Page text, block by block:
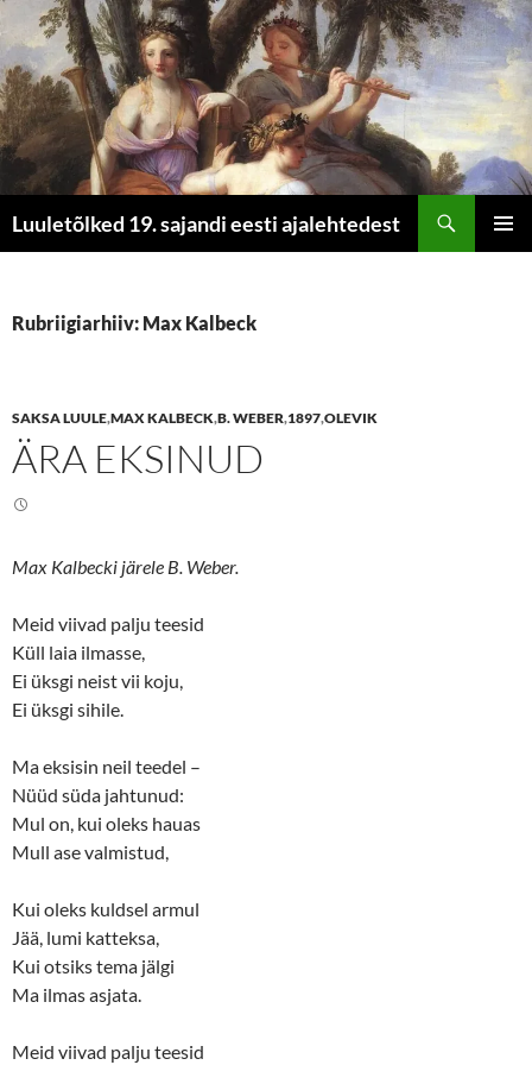
Luuletõlked 19. sajandi eesti ajalehtedest
Rubriigiarhiiv: Max Kalbeck
SAKSA LUULE,MAX KALBECK,B. WEBER,1897,OLEVIK
ÄRA EKSINUD
Max Kalbecki järele B. Weber.
Meid viivad palju teesid
Küll laia ilmasse,
Ei üksgi neist vii koju,
Ei üksgi sihile.
Ma eksisin neil teedel –
Nüüd süda jahtunud:
Mul on, kui oleks hauas
Mull ase valmistud,
Kui oleks kuldsel armul
Jää, lumi katteksa,
Kui otsiks tema jälgi
Ma ilmas asjata.
Meid viivad palju teesid